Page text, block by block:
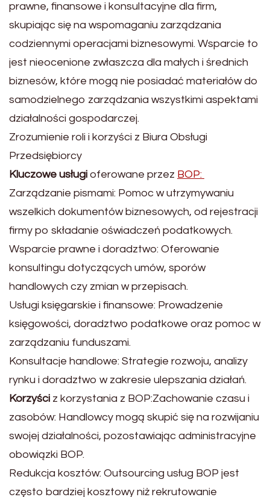
prawne, finansowe i konsultacyjne dla firm,
skupiając się na wspomaganiu zarządzania
codziennymi operacjami biznesowymi. Wsparcie to
jest nieocenione zwłaszcza dla małych i średnich
biznesów, które mogą nie posiadać materiałów do
samodzielnego zarządzania wszystkimi aspektami
działalności gospodarczej.
Zrozumienie roli i korzyści z Biura Obsługi
Przedsiębiorcy
Kluczowe usługi oferowane przez BOP:
Zarządzanie pismami: Pomoc w utrzymywaniu
wszelkich dokumentów biznesowych, od rejestracji
firmy po składanie oświadczeń podatkowych.
Wsparcie prawne i doradztwo: Oferowanie
konsultingu dotyczących umów, sporów
handlowych czy zmian w przepisach.
Usługi księgarskie i finansowe: Prowadzenie
księgowości, doradztwo podatkowe oraz pomoc w
zarządzaniu funduszami.
Konsultacje handlowe: Strategie rozwoju, analizy
rynku i doradztwo w zakresie ulepszania działań.
Korzyści z korzystania z BOP:Zachowanie czasu i
zasobów: Handlowcy mogą skupić się na rozwijaniu
swojej działalności, pozostawiając administracyjne
obowiązki BOP.
Redukcja kosztów: Outsourcing usług BOP jest
często bardziej kosztowy niż rekrutowanie